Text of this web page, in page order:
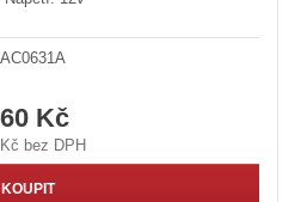
Kč
bez DPH
KOUPIT